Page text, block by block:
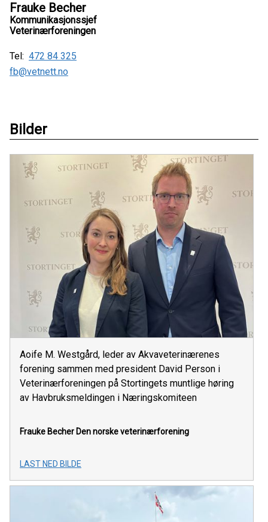
Frauke Becher
Kommunikasjonssjef
Veterinærforeningen
Tel: 472 84 325
fb@vetnett.no
Bilder
Aoife M. Westgård, leder av Akvaveterinærenes
forening sammen med president David Person i
Veterinærforeningen på Stortingets muntlige høring
av Havbruksmeldingen i Næringskomiteen
Frauke BecherDen norske veterinærforening
LAST NED BILDE